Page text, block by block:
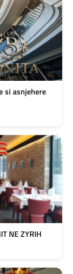
si asnjehere
NE ZYRIH